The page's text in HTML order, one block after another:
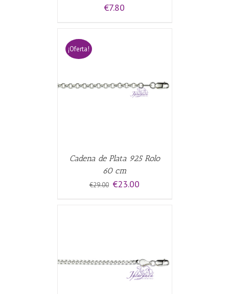
€7.80
¡Oferta!
Cadena de Plata 925 Rolo
60 cm
€29.00 El
€23.00